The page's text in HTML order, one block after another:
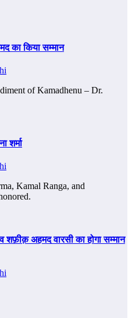
का किया सम्‍मान
शर्मा
शफ़ीक़ अहमद वारसी का होगा सम्‍मान